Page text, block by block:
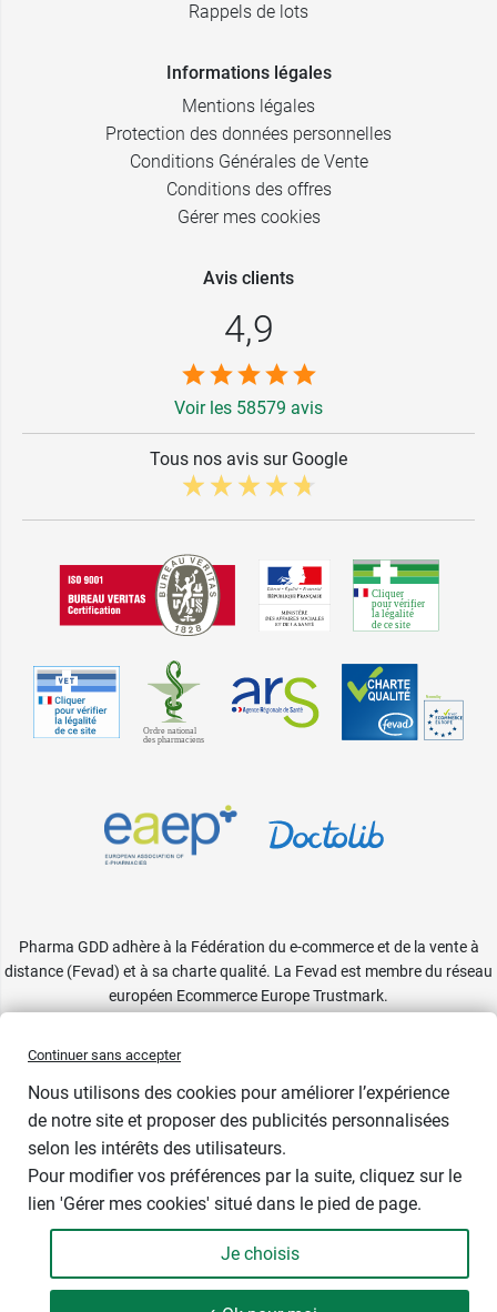
- +
Rappels de lots
Informations légales
Mentions légales
Protection des données personnelles
Conditions Générales de Vente
Conditions des offres
Gérer mes cookies
Avis clients
4,9
Voir les 58579 avis
Tous nos avis sur Google
Pharma GDD adhère à la Fédération du e-commerce et de la vente à
distance (Fevad) et à sa charte qualité. La Fevad est membre du réseau
européen Ecommerce Europe Trustmark.
Continuer sans accepter
Nous utilisons des cookies pour améliorer l’expérience
de notre site et proposer des publicités personnalisées
selon les intérêts des utilisateurs.
Pour modifier vos préférences par la suite, cliquez sur le
lien 'Gérer mes cookies' situé dans le pied de page.
Je choisis